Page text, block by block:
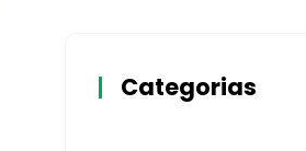
Categorias